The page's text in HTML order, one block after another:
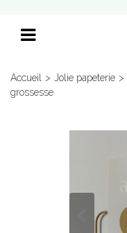
Accueil > Jolie papeterie >
grossesse